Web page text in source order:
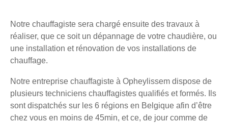
Notre chauffagiste sera chargé ensuite des travaux à
réaliser, que ce soit un dépannage de votre chaudière, ou
une installation et rénovation de vos installations de
chauffage.
Notre entreprise chauffagiste à Opheylissem dispose de
plusieurs techniciens chauffagistes qualifiés et formés. Ils
sont dispatchés sur les 6 régions en Belgique afin d’être
chez vous en moins de 45min, et ce, de jour comme de